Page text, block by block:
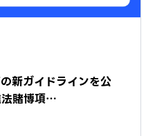
新ガイドラインを公
賭博項…